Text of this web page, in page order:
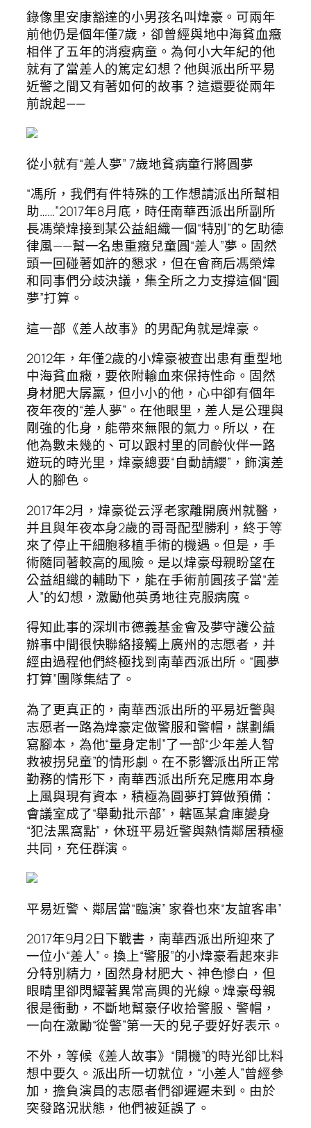
錄像里安康豁達的小男孩名叫煒豪。可兩年
前他仍是個年僅7歲，卻曾經與地中海貧血癥
相伴了五年的消瘦病童。為何小大年紀的他
就有了當差人的篤定幻想？他與派出所平易
近警之間又有著如何的故事？這還要從兩年
前說起——
從小就有“差人夢” 7歲地貧病童行將圓夢
“馮所，我們有件特殊的工作想請派出所幫相
助……”2017年8月底，時任南華西派出所副所
長馮榮煒接到某公益組織一個“特別”的乞助德
律風——幫一名患重癥兒童圓“差人”夢。固然
頭一回碰著如許的懇求，但在會商后馮榮煒
和同事們分歧決議，集全所之力支撐這個“圓
夢”打算。
這一部《差人故事》的男配角就是煒豪。
2012年，年僅2歲的小煒豪被查出患有重型地
中海貧血癥，要依附輸血來保持性命。固然
身材肥大孱羸，但小小的他，心中卻有個年
夜年夜的“差人夢”。在他眼里，差人是公理與
剛強的化身，能帶來無限的氣力。所以，在
他為數未幾的、可以跟村里的同齡伙伴一路
遊玩的時光里，煒豪總要“自動請纓”，飾演差
人的腳色。
2017年2月，煒豪從云浮老家離開廣州就醫，
并且與年夜本身2歲的哥哥配型勝利，終于等
來了停止干細胞移植手術的機遇。但是，手
術隨同著較高的風險。是以煒豪母親盼望在
公益組織的輔助下，能在手術前圓孩子當“差
人”的幻想，激勵他英勇地往克服病魔。
得知此事的深圳市德義基金會及夢守護公益
辦事中間很快聯絡接觸上廣州的志愿者，并
經由過程他們終極找到南華西派出所。“圓夢
打算”團隊集結了。
為了更真正的，南華西派出所的平易近警與
志愿者一路為煒豪定做警服和警帽，謀劃編
寫腳本，為他“量身定制”了一部“少年差人智
救被拐兒童”的情形劇。在不影響派出所正常
勤務的情形下，南華西派出所充足應用本身
上風與現有資本，積極為圓夢打算做預備：
會議室成了“舉動批示部”，轄區某倉庫變身
“犯法黑窩點”，休班平易近警與熱情鄰居積極
共同，充任群演。
平易近警、鄰居當“臨演” 家眷也來“友誼客串”
2017年9月2日下戰書，南華西派出所迎來了
一位小“差人”。換上“警服”的小煒豪看起來非
分特別精力，固然身材肥大、神色慘白，但
眼睛里卻閃耀著異常高興的光線。煒豪母親
很是衝動，不斷地幫豪仔收拾警服、警帽，
一向在激勵“從警”第一天的兒子要好好表示。
不外，等候《差人故事》“開機”的時光卻比料
想中要久。派出所一切就位，“小差人”曾經參
加，擔負演員的志愿者們卻遲遲未到。由於
突發路況狀態，他們被延誤了。